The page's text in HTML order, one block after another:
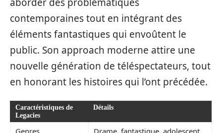
contemporaines tout en intégrant des
éléments fantastiques qui envoûtent le
public. Son approach moderne attire une
nouvelle génération de téléspectateurs, tout
en honorant les histoires qui l’ont précédée.
Caractéristiques de
Legacies
Détails
Genres Drame, fantastique, adolescent